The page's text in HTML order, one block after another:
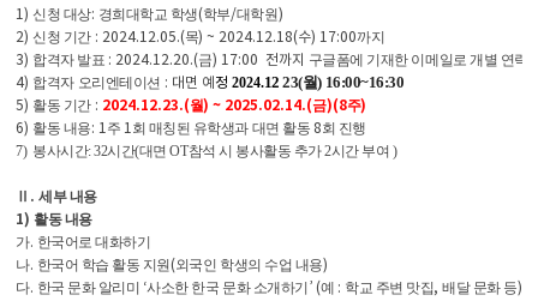
1) 신청 대상: 경희대학교 학생(학부/대학원)
2) 신청 기간: 2024.12.05.(목) ~ 2024.12.18(수) 17:00까지
3) 합격자 발표 : 2024.12.20.(금) 17:00 전까지 구글폼에 기재한 이메일로 개별 연락
4) 합격자 오리엔테이션 : 대면 예정 2024.12 .23(월) 16:00~16:30
5) 활동 기간: 2024.12.23.(월)~ 2025.02.14.(금)(8주)
6) 활동 내용: 1주 1회 매칭된 유학생과 대면 활동 8회 진행
7) 봉사시간: 32시간(대면 OT참석 시 봉사활동 추가 2시간 부여 )
Ⅱ .세부 내용
1)활동 내용
가. 한국어로 대화하기
나. 한국어 학습 활동 지원(외국인 학생의 수업 내용)
다. 한국 문화 알리미 ‘사소한 한국 문화 소개하기 ’(예 : 학교 주변 맛집,배달 문화 등)